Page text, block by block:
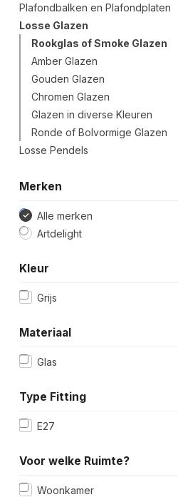
Plafondbalken en Plafondplaten
Losse Glazen
Rookglas of Smoke Glazen
Amber Glazen
Gouden Glazen
Chromen Glazen
Glazen in diverse Kleuren
Ronde of Bolvormige Glazen
Losse Pendels
Merken
Alle merken
Artdelight
Kleur
Grijs
Materiaal
Glas
Type Fitting
E27
Voor welke Ruimte?
Woonkamer